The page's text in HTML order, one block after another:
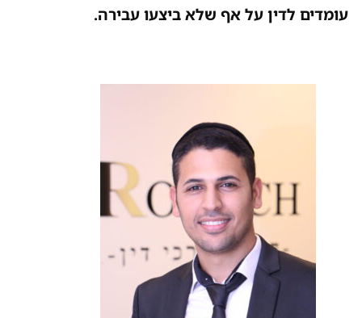
עומדים לדין על אף שלא ביצעו עבירה.